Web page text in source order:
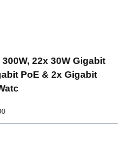
22x 30W Gigabit
PoE & 2x Gigabit